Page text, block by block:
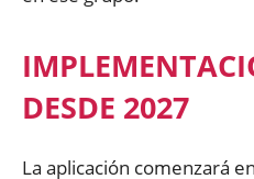
DESDE 2027
La aplicación comenzará